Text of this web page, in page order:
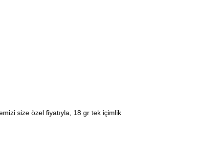
size özel fiyatıyla, 18 gr tek içimlik